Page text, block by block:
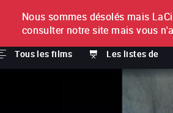
À L'UNITÉ
Tous les films Les listes de
ABONNEMENT
Nous sommes désolés mais
consulter notre site mais vous